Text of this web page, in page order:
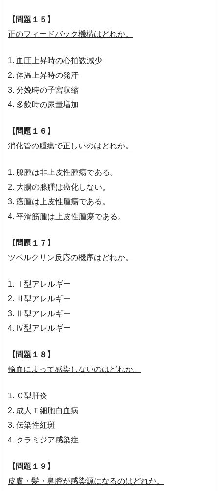
【問題１５】
正のフィードバック機構はどれか。
1. 血圧上昇時の心拍数減少
2. 体温上昇時の発汗
3. 分娩時の子宮収縮
4. 多飲時の尿量増加
【問題１６】
消化管の腫瘍で正しいのはどれか。
1. 腺腫は非上皮性腫瘍である。
2. 大腸の腺腫は癌化しない。
3. 癌腫は上皮性腫瘍である。
4. 平滑筋腫は上皮性腫瘍である。
【問題１７】
ツベルクリン反応の機序はどれか。
1. Ⅰ型アレルギー
2. Ⅱ型アレルギー
3. Ⅲ型アレルギー
4. Ⅳ型アレルギー
【問題１８】
輸血によって感染しないのはどれか。
1. Ｃ型肝炎
2. 成人Ｔ細胞白血病
3. 伝染性紅斑
4. クラミジア感染症
【問題１９】
皮膚・髪・鼻腔が感染源になるのはどれか。